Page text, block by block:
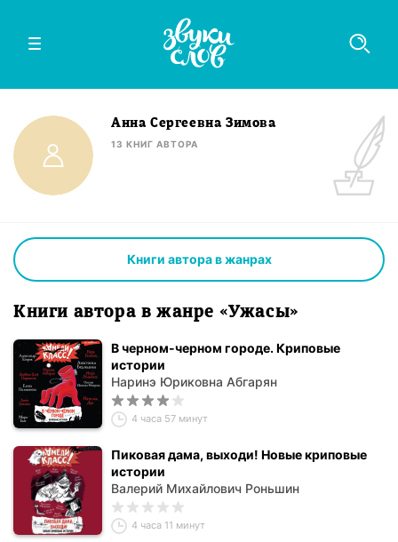
Анна Сергеевна Зимова
13 КНИГ АВТОРА
Книги автора в жанрах
Книги автора в жанре «Ужасы»
В черном-черном городе. Криповые
истории
Наринэ Юриковна Абгарян
4 часа 57 минут
Пиковая дама, выходи! Новые криповые
истории
Валерий Михайлович Роньшин
4 часа 11 минут